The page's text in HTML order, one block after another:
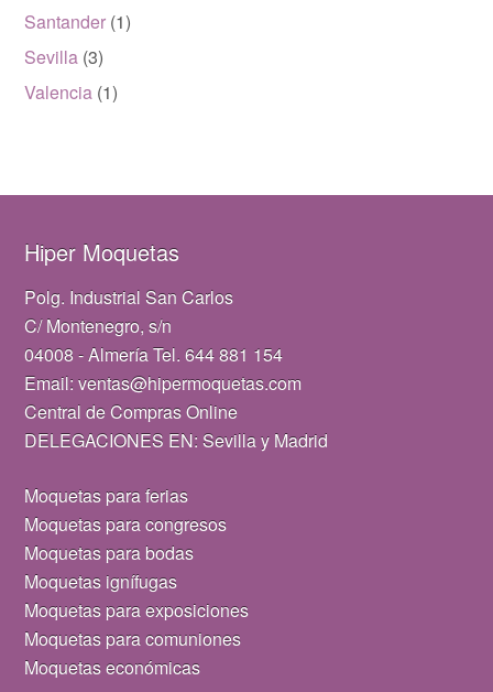
Santander (1)
Sevilla (3)
Valencia (1)
Hiper Moquetas
Polg. Industrial San Carlos
C/ Montenegro, s/n
04008 - Almería Tel. 644 881 154
Email: ventas@hipermoquetas.com
Central de Compras Online
DELEGACIONES EN: Sevilla y Madrid
Moquetas para ferias
Moquetas para congresos
Moquetas para bodas
Moquetas ignífugas
Moquetas para exposiciones
Moquetas para comuniones
Moquetas económicas